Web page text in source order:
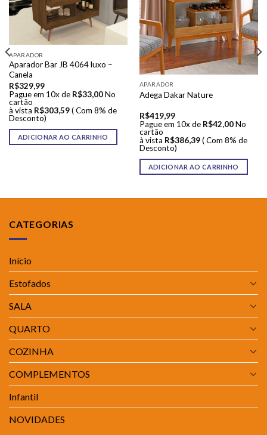
APARADOR
Aparador Bar JB 4064 luxo –
Canela
R$329,99
Pague em 10x de R$33,00 No
cartão
à vista R$303,59 ( Com 8% de
Desconto)
ADICIONAR AO CARRINHO
APARADOR
Adega Dakar Nature
R$419,99
Pague em 10x de R$42,00 No
cartão
à vista R$386,39 ( Com 8% de
Desconto)
ADICIONAR AO CARRINHO
CATEGORIAS
Início
Estofados
SALA
QUARTO
COZINHA
COMPLEMENTOS
Infantil
NOVIDADES